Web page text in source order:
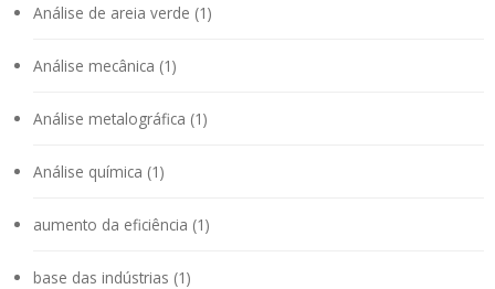
Análise de areia verde (1)
Análise mecânica (1)
Análise metalográfica (1)
Análise química (1)
aumento da eficiência (1)
base das indústrias (1)